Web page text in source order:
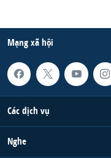
Mạng xã hội
Các dịch vụ
Nghe